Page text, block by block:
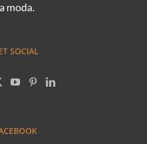
moda.
SOCIAL